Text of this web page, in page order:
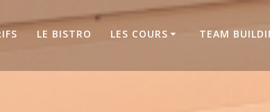
LE BISTRO LES COURS TEAM